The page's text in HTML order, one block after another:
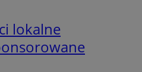
lokalne